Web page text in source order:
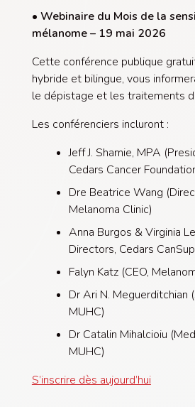
• Webinaire du Mois de la
mélanome – 19 mai 2026
Cette conférence publique
hybride et bilingue, vous
le dépistage et les traitements
Les conférenciers incluront :
Jeff J. Shamie, MPA
Cedars Cancer
Dre Beatrice Wang
Melanoma Clinic)
Anna Burgos & Virginia
Directors, Cedars
Falyn Katz (CEO,
Dr Ari N. Meguerditchian
MUHC)
Dr Catalin Mihalcioiu
MUHC)
S’inscrire dès aujourd’hui